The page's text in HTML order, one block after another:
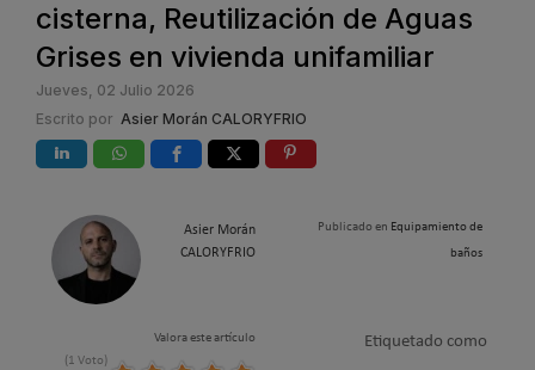
cisterna, Reutilización de Aguas
Grises en vivienda unifamiliar
Jueves, 02 Julio 2026
Escrito por Asier Morán CALORYFRIO
Asier Morán
CALORYFRIO
Publicado en Equipamiento de
baños
Valora este artículo
(1 Voto)
Etiquetado como